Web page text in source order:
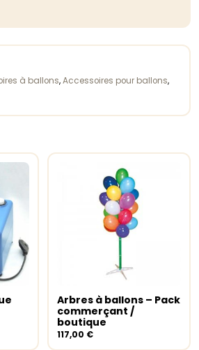
à ballons,Accessoires pour ballons,
Ajouter au panier
Arbres à ballons – Pack
commerçant /
boutique
117,00 €